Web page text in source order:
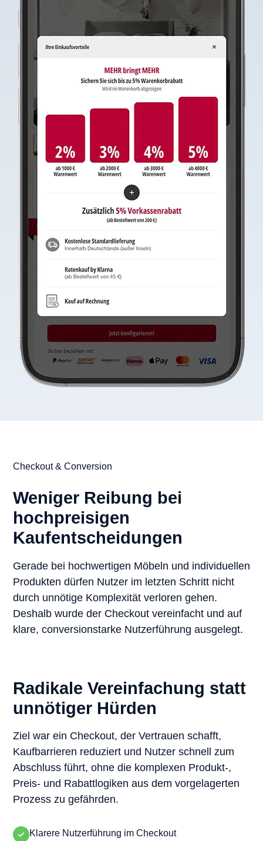
Checkout & Conversion
Weniger Reibung bei
hochpreisigen
Kaufentscheidungen
Gerade bei hochwertigen Möbeln und individuellen
Produkten dürfen Nutzer im letzten Schritt nicht
durch unnötige Komplexität verloren gehen.
Deshalb wurde der Checkout vereinfacht und auf
klare, conversionstarke Nutzerführung ausgelegt.
Radikale Vereinfachung statt
unnötiger Hürden
Ziel war ein Checkout, der Vertrauen schafft,
Kaufbarrieren reduziert und Nutzer schnell zum
Abschluss führt, ohne die komplexen Produkt-,
Preis- und Rabattlogiken aus dem vorgelagerten
Prozess zu gefährden.
Klarere Nutzerführung im Checkout